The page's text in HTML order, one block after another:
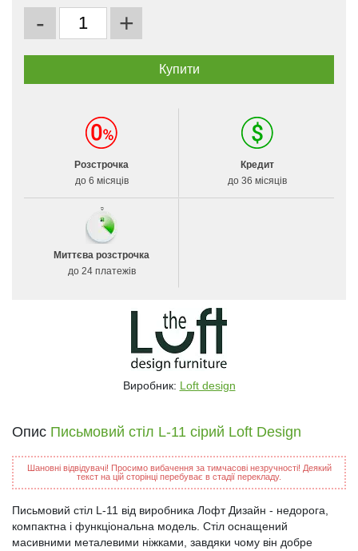
- +
Розстрочка
до 6 місяців
Кредит
до 36 місяців
Миттєва розстрочка
до 24 платежів
Виробник: Loft design
Опис Письмовий стіл L-11 сірий Loft Design
Шановні відвідувачі! Просимо вибачення за тимчасові незручності! Деякий
текст на цій сторінці перебуває в стадії перекладу.
Письмовий стіл L-11 від виробника Лофт Дизайн - недорога,
компактна і функціональна модель. Стіл оснащений
масивними металевими ніжками, завдяки чому він добре